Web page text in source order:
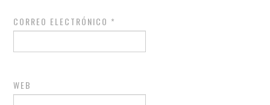
CORREO ELECTRÓNICO *
WEB